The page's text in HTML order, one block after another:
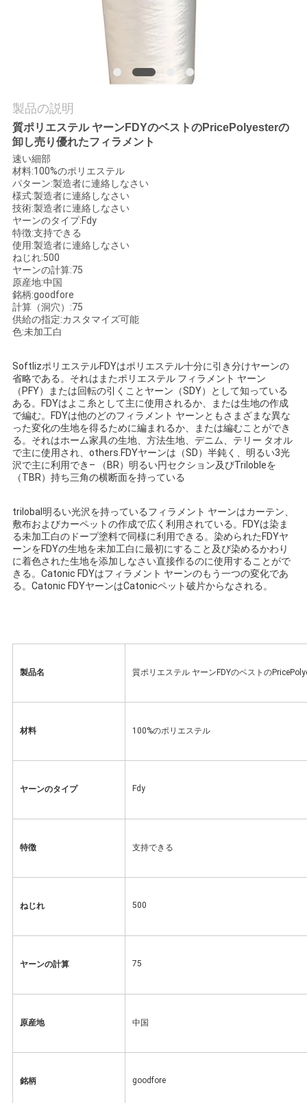
連
絡
く
だ
さ
い
ニ
ー
ス
引
金
を
求
め
て
だ
さ
い
PRIVACY
POLICY
製品の説明
質ポリエステル ヤーンFDYのベストのPricePolyesterの
卸し売り優れたフィラメント
速い細部
材料:100%のポリエステル
パターン:製造者に連絡しなさい
様式:製造者に連絡しなさい
技術:製造者に連絡しなさい
ヤーンのタイプ:Fdy
特徴:支持できる
使用:製造者に連絡しなさい
ねじれ:500
ヤーンの計算:75
原産地:中国
銘柄:goodfore
計算（洞穴）:75
供給の指定:カスタマイズ可能
色:未加工白
SoftlizポリエステルFDYはポリエステル十分に引き分けヤーンの
省略である。それはまたポリエステル フィラメント ヤーン
（PFY）または回転の引くことヤーン（SDY）として知っている
ある。FDYはよこ糸として主に使用されるか、または生地の作成
で編む。FDYは他のどのフィラメント ヤーンともさまざまな異な
った変化の生地を得るために編まれるか、または編むことができ
る。それはホーム家具の生地、方法生地、デニム、テリー タオル
で主に使用され、others.FDYヤーンは（SD）半鈍く、明るい3光
沢で主に利用でき– （BR）明るい円セクション及びTrilobleを
（TBR）持ち三角の横断面を持っている
trilobal明るい光沢を持っているフィラメント ヤーンはカーテン、
敷布およびカーペットの作成で広く利用されている。FDYは染ま
る未加工白のドープ塗料で同様に利用できる。染められたFDYヤ
ーンをFDYの生地を未加工白に最初にすること及び染めるかわり
に着色された生地を添加しなさい直接作るのに使用することがで
きる。Catonic FDYはフィラメント ヤーンのもう一つの変化であ
る。Catonic FDYヤーンはCatonicペット破片からなされる。
製品名 質ポリエステル ヤーンFDYのベストの
材料 100%のポリエステル
ヤーンのタイプ Fdy
特徴 支持できる
ねじれ 500
ヤーンの計算 75
原産地 中国
銘柄 goodfore